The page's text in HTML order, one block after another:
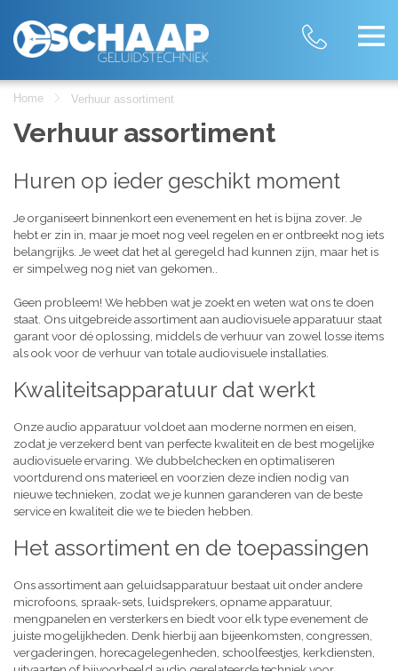
Home Verhuur assortiment
Verhuur assortiment
Huren op ieder geschikt moment
Je organiseert binnenkort een evenement en het is bijna zover. Je
hebt er zin in, maar je moet nog veel regelen en er ontbreekt nog iets
belangrijks. Je weet dat het al geregeld had kunnen zijn, maar het is
er simpelweg nog niet van gekomen..
Geen probleem! We hebben wat je zoekt en weten wat ons te doen
staat. Ons uitgebreide assortiment aan audiovisuele apparatuur staat
garant voor dé oplossing, middels de verhuur van zowel losse items
als ook voor de verhuur van totale audiovisuele installaties.
Kwaliteitsapparatuur dat werkt
Onze audio apparatuur voldoet aan moderne normen en eisen,
zodat je verzekerd bent van perfecte kwaliteit en de best mogelijke
audiovisuele ervaring. We dubbelchecken en optimaliseren
voortdurend ons materieel en voorzien deze indien nodig van
nieuwe technieken, zodat we je kunnen garanderen van de beste
service en kwaliteit die we te bieden hebben.
Het assortiment en de toepassingen
Ons assortiment aan geluidsapparatuur bestaat uit onder andere
microfoons, spraak-sets, luidsprekers, opname apparatuur,
mengpanelen en versterkers en biedt voor elk type evenement de
juiste mogelijkheden. Denk hierbij aan bijeenkomsten, congressen,
vergaderingen, horecagelegenheden, schoolfeestjes, kerkdiensten,